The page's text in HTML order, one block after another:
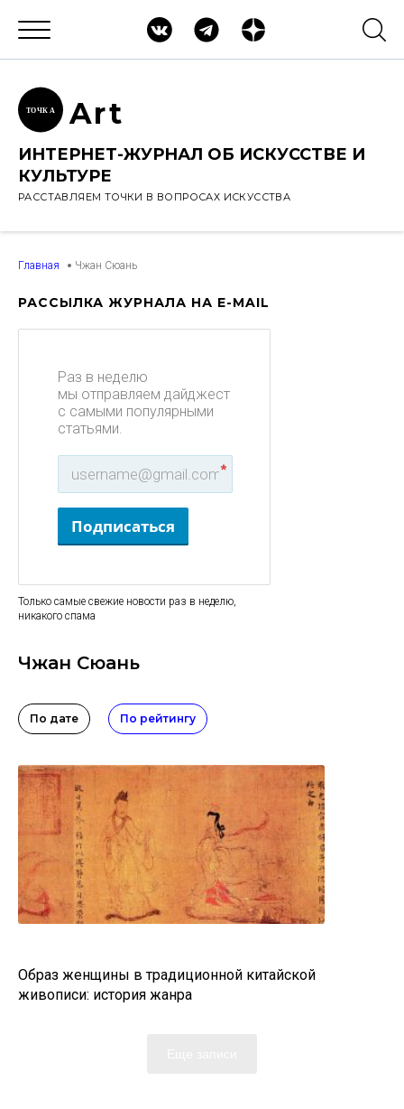
ТОЧК А Art
ИНТЕРНЕТ-ЖУРНАЛ ОБ ИСКУССТВЕ И
КУЛЬТУРЕ
РАССТАВЛЯЕМ ТОЧКИ В ВОПРОСАХ ИСКУССТВА
Главная Чжан Сюань
РАССЫЛКА ЖУРНАЛА НА E-MAIL
Раз в неделю
мы отправляем дайджест
с самыми популярными
статьями.
*
Подписаться
Только самые свежие новости раз в неделю,
никакого спама
Чжан Сюань
По дате По рейтингу
Образ женщины в традиционной китайской
живописи: история жанра